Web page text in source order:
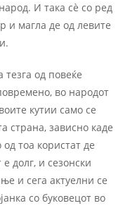
И така сѐ со ред
и магла де од левите
од повеќе
во народот
кутии само се
страна, зависно каде
тоа користат де
долг, и сезонски
и сега актуелни се
со буковецот во